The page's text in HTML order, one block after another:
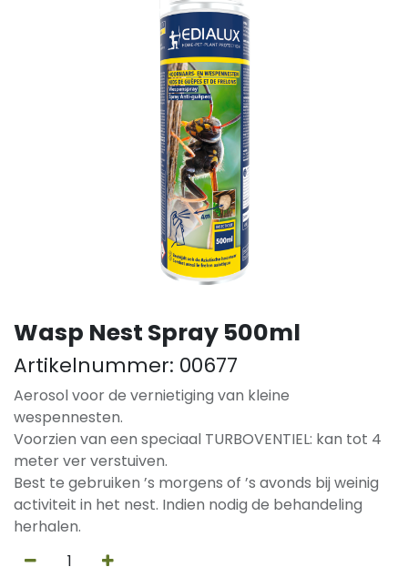
Wasp Nest Spray 500ml
Artikelnummer: 00677
Aerosol voor de vernietiging van kleine
wespennesten.
Voorzien van een speciaal TURBOVENTIEL: kan tot 4
meter ver verstuiven.
Best te gebruiken ’s morgens of ’s avonds bij weinig
activiteit in het nest. Indien nodig de behandeling
herhalen.